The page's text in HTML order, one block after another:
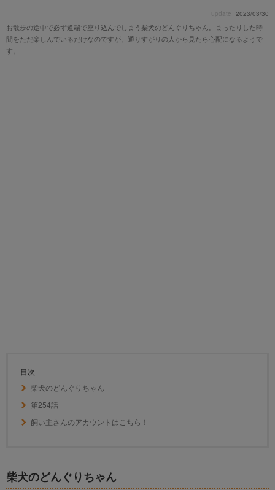
update 2023/03/30
お散歩の途中で必ず道端で座り込んでしまう柴犬のどんぐりちゃん。まったりした時
間をただ楽しんでいるだけなのですが、通りすがりの人から見たら心配になるようで
す。
目次
柴犬のどんぐりちゃん
第254話
飼い主さんのアカウントはこちら！
柴犬のどんぐりちゃん